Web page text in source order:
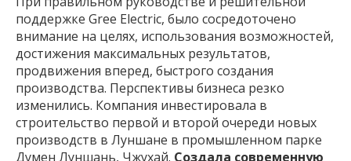
поддержке Gree Electric, было сосредоточено
внимание на целях, использования возможностей,
достижения максимальных результатов,
продвижения вперед, быстрого создания
производства. Перспективы бизнеса резко
изменились. Компания инвестировала в
строительство первой и второй очереди новых
производств в Луншане в промышленном парке
Думен Луншань, Чжухай. Создала современную